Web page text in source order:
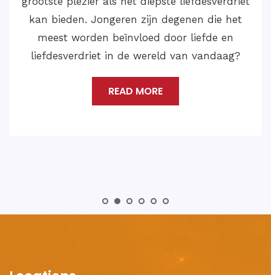
gelukkig en bevredigend leven willen leiden
met de liefde van je leven, dan moet je
contact opnemen met Astroloog Medium
READ MORE